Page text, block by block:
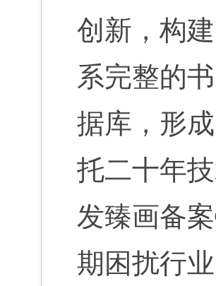
创新，构
系完整的
据库，形
托二十年
发臻画备
期困扰行